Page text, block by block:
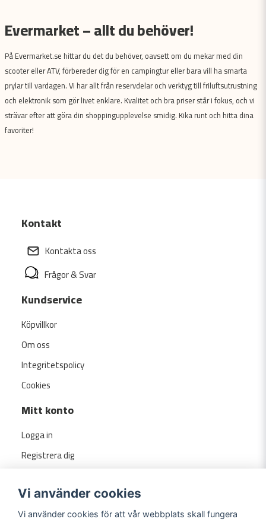
Evermarket – allt du behöver!
På Evermarket.se hittar du det du behöver, oavsett om du mekar med din
scooter eller ATV, förbereder dig för en campingtur eller bara vill ha smarta
prylar till vardagen. Vi har allt från reservdelar och verktyg till friluftsutrustning
och elektronik som gör livet enklare. Kvalitet och bra priser står i fokus, och vi
strävar efter att göra din shoppingupplevelse smidig. Kika runt och hitta dina
favoriter!
Kontakt
Kontakta oss
Frågor & Svar
Kundservice
Köpvillkor
Om oss
Integritetspolicy
Cookies
Mitt konto
Logga in
Registrera dig
Vi använder cookies
Vi använder cookies för att vår webbplats skall fungera